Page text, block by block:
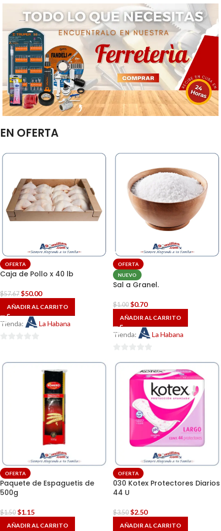
EN OFERTA
OFERTA
Caja de Pollo x 40 lb
$57.67 $50.00
AÑADIR AL CARRITO
Tienda: La Habana
5
OFERTA
NUEVO
Sal a Granel.
$1.00 $0.70
AÑADIR AL CARRITO
Tienda: La Habana
de
OFERTA
Paquete de Espaguetis de
500g
$1.50 $1.15
AÑADIR AL CARRITO
OFERTA
030 Kotex Protectores Diarios
44 U
$3.50 $2.50
AÑADIR AL CARRITO